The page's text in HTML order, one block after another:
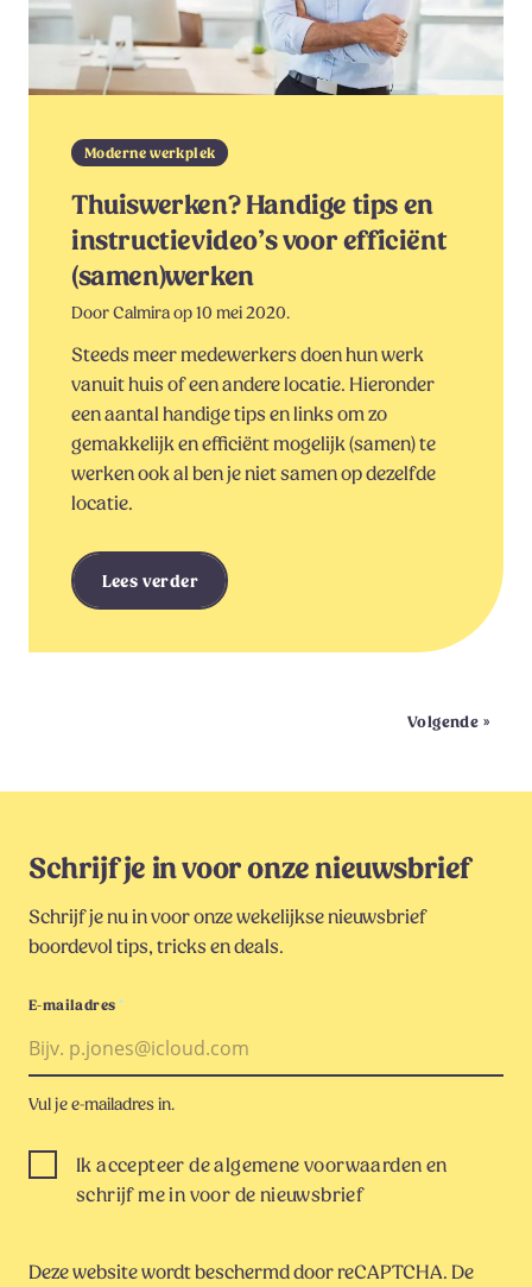
Moderne werkplek
Thuiswerken? Handige tips en
instructievideo’s voor efficiënt
(samen)werken
Door Calmira op 10 mei 2020.
Steeds meer medewerkers doen hun werk
vanuit huis of een andere locatie. Hieronder
een aantal handige tips en links om zo
gemakkelijk en efficiënt mogelijk (samen) te
werken ook al ben je niet samen op dezelfde
locatie.
Lees verder
Volgende »
Schrijf je in voor onze nieuwsbrief
Schrijf je nu in voor onze wekelijkse nieuwsbrief
boordevol tips, tricks en deals.
E-mailadres*
Vul je e-mailadres in.
Ik accepteer de algemene voorwaarden en
schrijf me in voor de nieuwsbrief
Deze website wordt beschermd door reCAPTCHA. De